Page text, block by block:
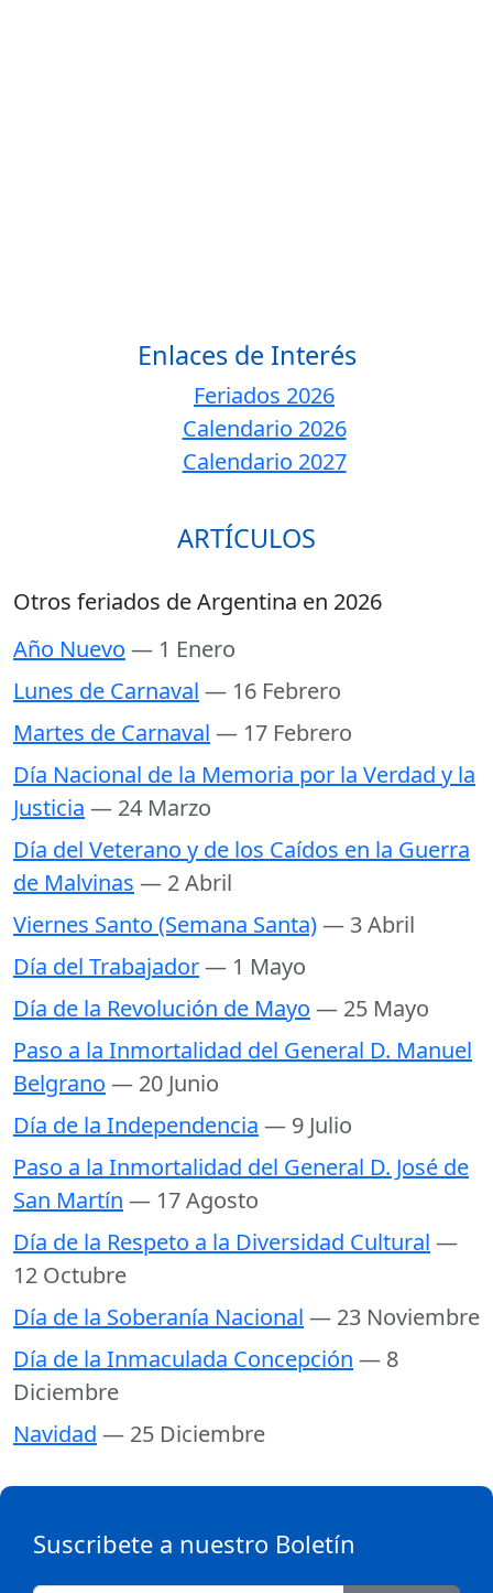
Enlaces de Interés
Feriados 2026
Calendario 2026
Calendario 2027
ARTÍCULOS
Otros feriados de Argentina en 2026
Año Nuevo — 1 Enero
Lunes de Carnaval — 16 Febrero
Martes de Carnaval — 17 Febrero
Día Nacional de la Memoria por la Verdad y la
Justicia — 24 Marzo
Día del Veterano y de los Caídos en la Guerra
de Malvinas — 2 Abril
Viernes Santo (Semana Santa)— 3 Abril
Día del Trabajador— 1 Mayo
Día de la Revolución de Mayo — 25 Mayo
Paso a la Inmortalidad del General D. Manuel
Belgrano — 20 Junio
Día de la Independencia — 9 Julio
Paso a la Inmortalidad del General D. José de
San Martín — 17 Agosto
Día de la Respeto a la Diversidad Cultural —
12 Octubre
Día de la Soberanía Nacional — 23 Noviembre
Día de la Inmaculada Concepción — 8
Diciembre
Navidad — 25 Diciembre
Suscribete a nuestro Boletín